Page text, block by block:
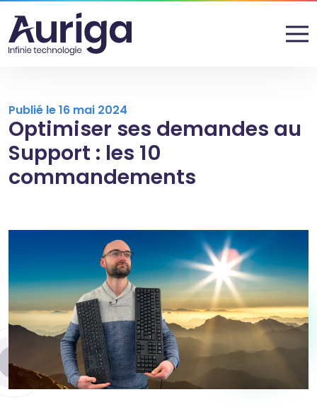
Optimiser ses demandes au
Support : les 10
commandements
Publié le 16 mai 2024